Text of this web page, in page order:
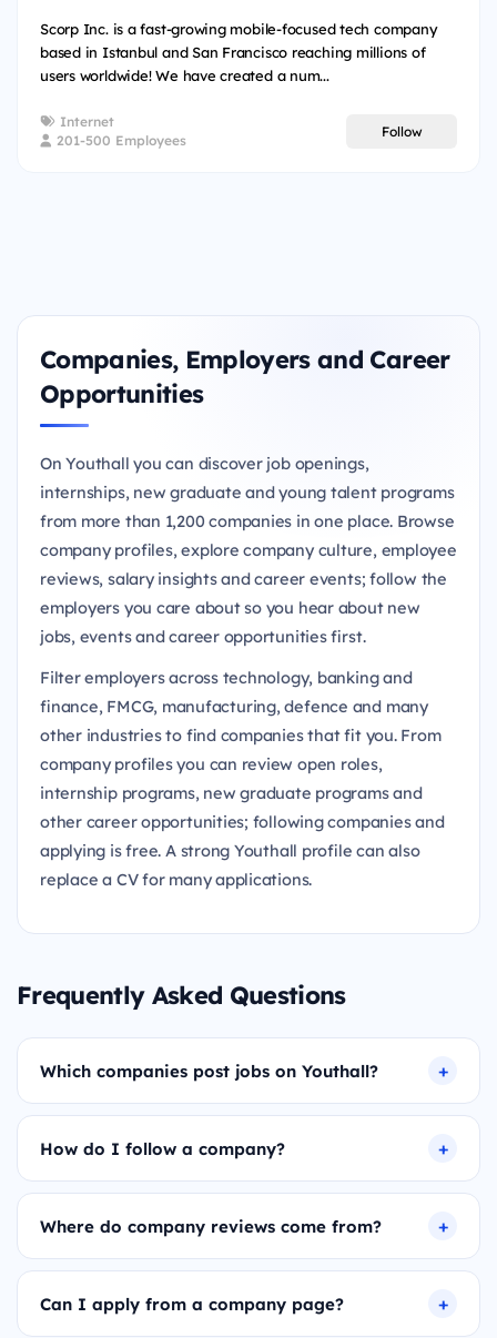
Scorp Inc. is a fast-growing mobile-focused tech company
based in Istanbul and San Francisco reaching millions of
users worldwide! We have created a num...
Internet
201-500 Employees
Follow
Companies, Employers and Career
Opportunities
On Youthall you can discover job openings,
internships, new graduate and young talent programs
from more than 1,200 companies in one place. Browse
company profiles, explore company culture, employee
reviews, salary insights and career events; follow the
employers you care about so you hear about new
jobs, events and career opportunities first.
Filter employers across technology, banking and
finance, FMCG, manufacturing, defence and many
other industries to find companies that fit you. From
company profiles you can review open roles,
internship programs, new graduate programs and
other career opportunities; following companies and
applying is free. A strong Youthall profile can also
replace a CV for many applications.
Frequently Asked Questions
Which companies post jobs on Youthall?
How do I follow a company?
Where do company reviews come from?
Can I apply from a company page?